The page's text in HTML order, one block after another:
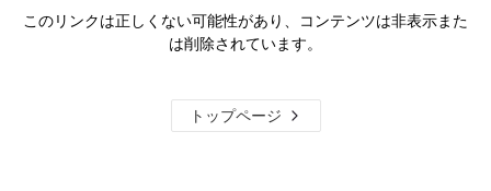
このリンクは正しくない可能性があり、コンテンツは非表示また
は削除されています。
トップページ